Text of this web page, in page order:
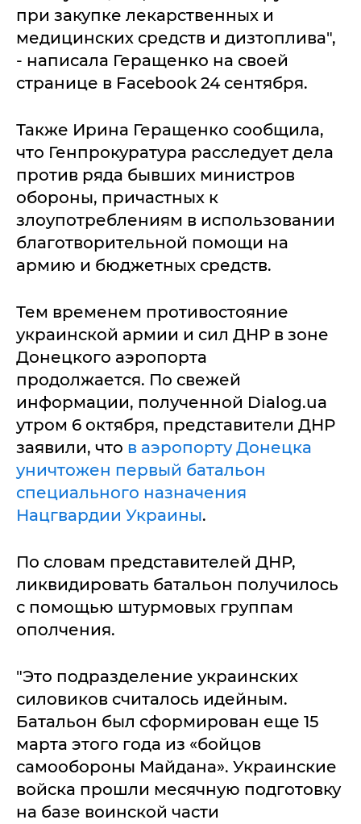
при закупке лекарственных и
медицинских средств и дизтоплива",
- написала Геращенко на своей
странице в Facebook 24 сентября.
Также Ирина Геращенко сообщила,
что Генпрокуратура расследует дела
против ряда бывших министров
обороны, причастных к
злоупотреблениям в использовании
благотворительной помощи на
армию и бюджетных средств.
Тем временем противостояние
украинской армии и сил ДНР в зоне
Донецкого аэропорта
продолжается. По свежей
информации, полученной Dialog.ua
утром 6 октября, представители ДНР
заявили, что в аэропорту Донецка
уничтожен первый батальон
специального назначения
Нацгвардии Украины.
По словам представителей ДНР,
ликвидировать батальон получилось
с помощью штурмовых группам
ополчения.
"Это подразделение украинских
силовиков считалось идейным.
Батальон был сформирован еще 15
марта этого года из «бойцов
самообороны Майдана». Украинские
войска прошли месячную подготовку
на базе воинской части